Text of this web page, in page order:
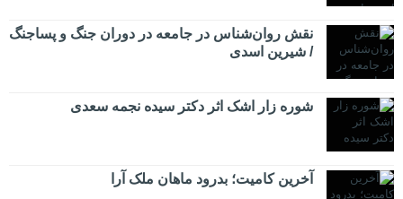
نقش روان‌شناس در جامعه در دوران جنگ و پساجنگ
/ شیرین اسدی
شوره زار اشک اثر دکتر سیده نجمه سعدی
​آخرین کامیت؛ بدرود ماهان ملک آرا